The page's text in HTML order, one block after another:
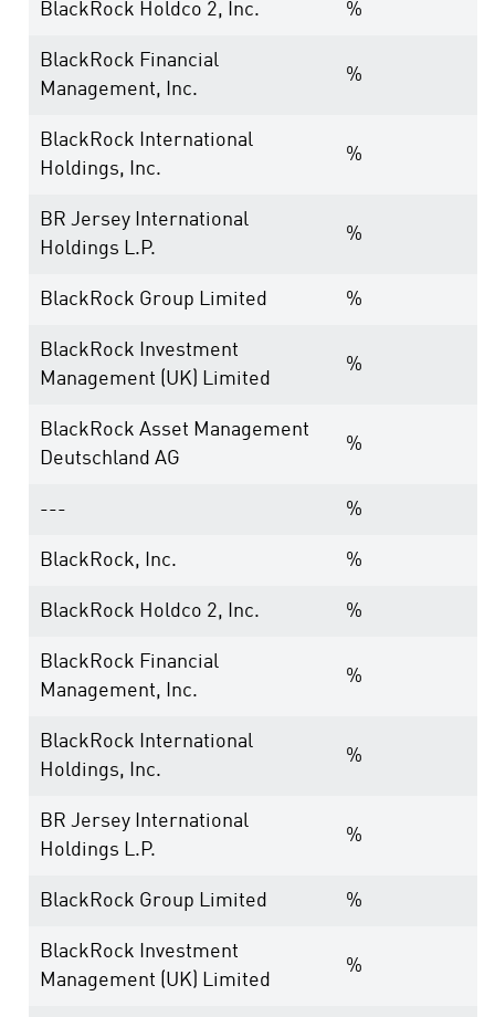
BlackRock Holdco 2, Inc. %
BlackRock Financial
Management, Inc.
%
BlackRock International
Holdings, Inc.
%
BR Jersey International
Holdings L.P.
%
BlackRock Group Limited %
BlackRock Investment
Management (UK) Limited
%
BlackRock Asset Management
Deutschland AG
%
--- %
BlackRock, Inc. %
BlackRock Holdco 2, Inc. %
BlackRock Financial
Management, Inc.
%
BlackRock International
Holdings, Inc.
%
BR Jersey International
Holdings L.P.
%
BlackRock Group Limited %
BlackRock Investment
Management (UK) Limited
%